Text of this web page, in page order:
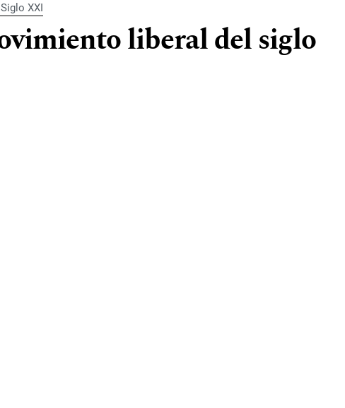
XXI
liberal del siglo